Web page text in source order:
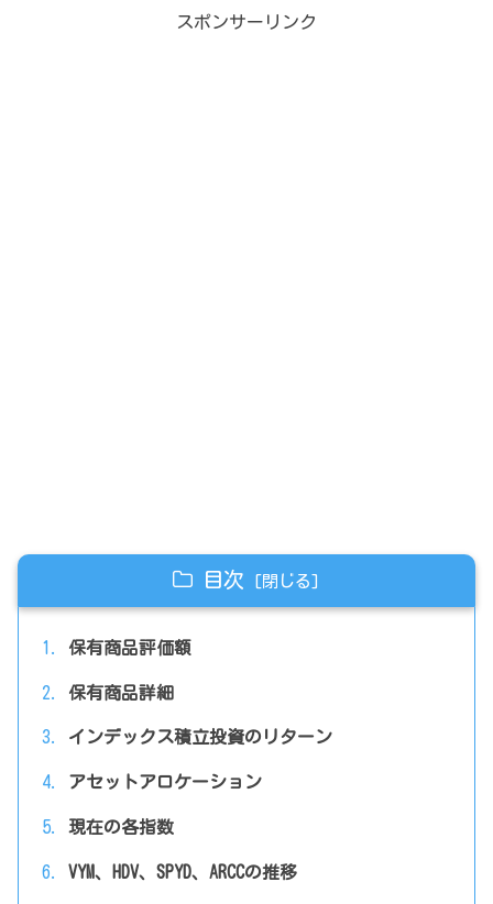
スポンサーリンク
目次
保有商品評価額
保有商品詳細
インデックス積立投資のリターン
アセットアロケーション
現在の各指数
VYM、HDV、SPYD、ARCCの推移